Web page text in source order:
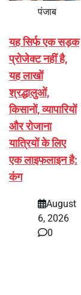
पंजाब
यह सिर्फ एक सड़क
प्रोजेक्ट नहीं है,
यह लाखों
श्रद्धालुओं,
किसानों, व्यापारियों
और रोजाना
यात्रियों के लिए
एक लाइफलाइन है:
कंग
August
6, 2026
0